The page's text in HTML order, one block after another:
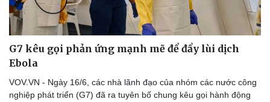
G7 kêu gọi phản ứng mạnh mẽ để đẩy lùi dịch
Ebola
VOV.VN - Ngày 16/6, các nhà lãnh đạo của nhóm các nước công
nghiệp phát triển (G7) đã ra tuyên bố chung kêu gọi hành động